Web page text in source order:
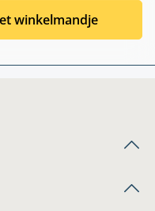
winkelmandje